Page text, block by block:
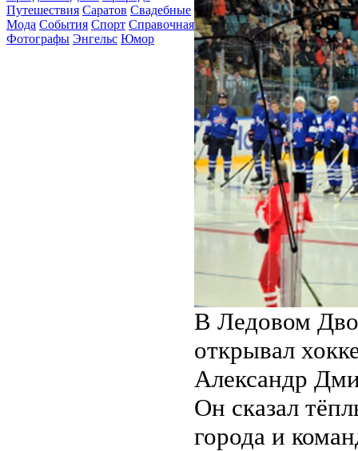
Путешествия Саратов Свадебные
Мода События Спорт Справочная
Фотографы Энгельс Юмор
В Ледовом
открывал
Александр
Он сказал
города и